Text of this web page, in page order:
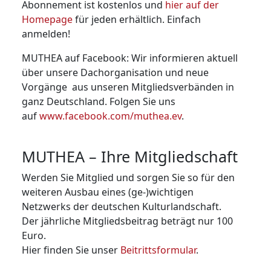
Abonnement ist kostenlos und hier auf der
Homepagefür jeden erhältlich. Einfach
anmelden!
MUTHEA auf Facebook: Wir informieren aktuell
über unsere Dachorganisation und neue
Vorgänge aus unseren Mitglieds­verbänden in
ganz Deutschland. Folgen Sie uns
aufwww.facebook.com/muthea.ev.
MUTHEA – Ihre Mitgliedschaft
Werden Sie Mitglied und sorgen Sie so für den
weiteren Ausbau eines (ge-)wichtigen
Netzwerks der deutschen Kulturland­schaft.
Der jährliche Mitgliedsbeitrag beträgt nur 100
Euro.
Hier finden Sie unser Beitrittsformular.